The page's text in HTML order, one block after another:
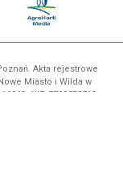
Akta rejestrowe
Miasto i Wilda w
NIP 7792573719,